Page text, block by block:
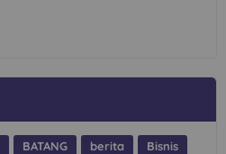
BATANG berita
Bisnis